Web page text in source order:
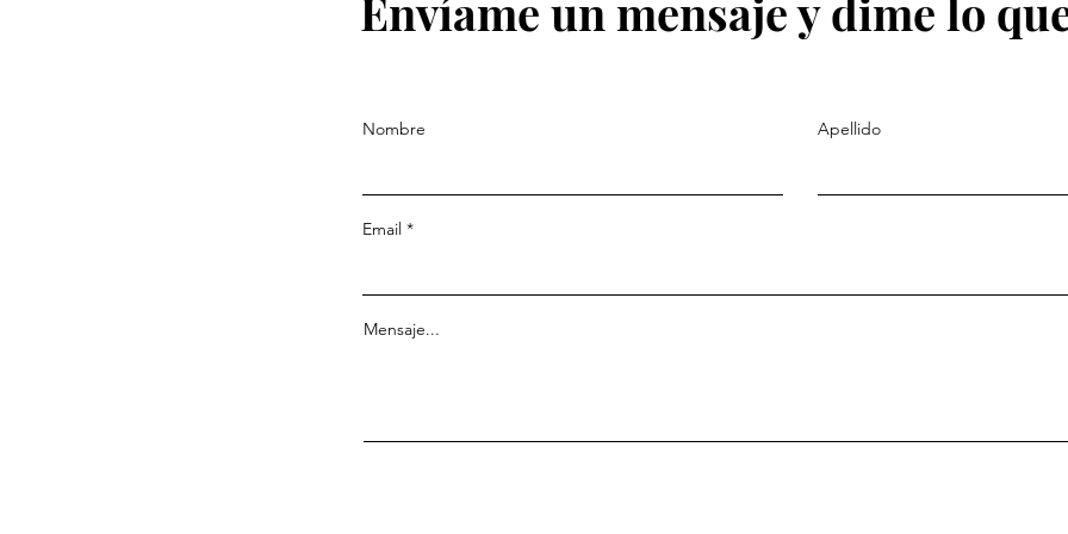
Envíame un mensaje y dime lo
Nombre Apellido
Email
Mensaje...